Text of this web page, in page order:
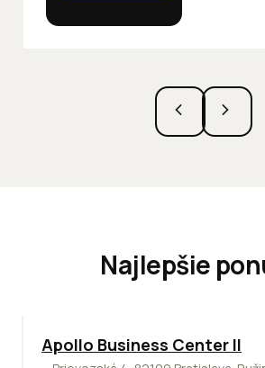
Najlepšie
TOP NOVINKA ODPORÚČAME
Apollo Business Center II